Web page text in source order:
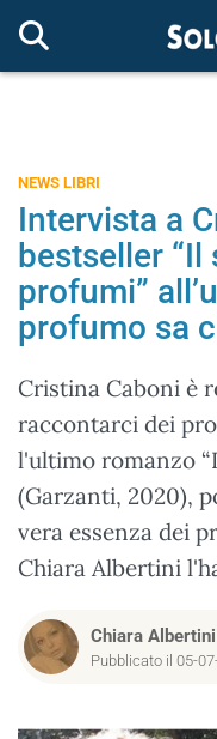
NEWS LIBRI
Intervista a
bestseller “Il
profumi”
profumo sa
Cristina Caboni è
raccontarci dei
l'ultimo romanzo
(Garzanti, 2020),
vera essenza dei
Chiara Albertini
Chiara Albertini
Pubblicato il 05-